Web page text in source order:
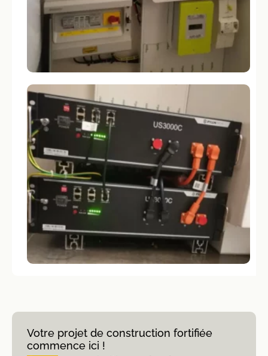
Votre projet de construction fortifiée
commence ici !